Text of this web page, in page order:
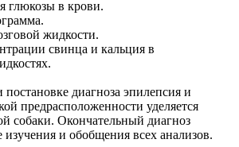
глюкозы в крови.
жидкости.
свинца и кальция в
диагноза эпилепсия и
предрасположенности уделяется
собаки. Окончательный диагноз
изучения и обобщения всех анализов.